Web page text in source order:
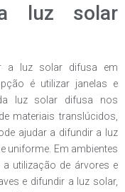
luz solar
a luz solar difusa em
é utilizar janelas e
luz solar difusa nos
materiais translúcidos,
ajudar a difundir a luz
uniforme. Em ambientes
utilização de árvores e
e difundir a luz solar,